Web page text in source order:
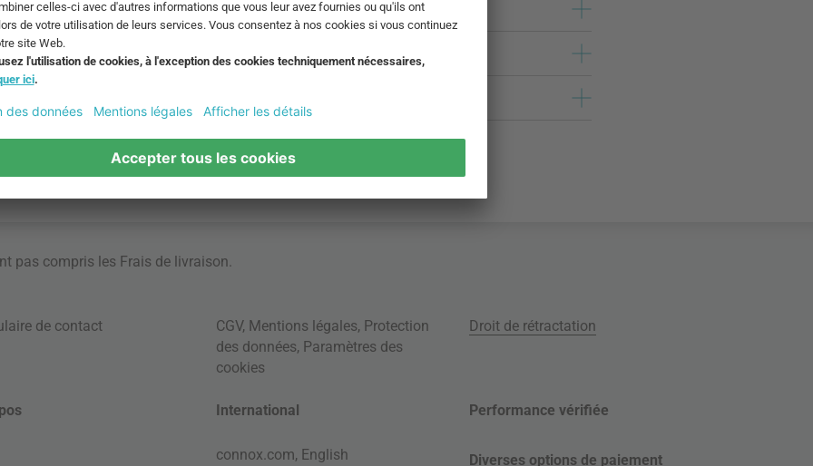
pas compris les Frais de livraison
de contact CGV, Mentions légales, Protection
des données, Paramètres des
cookies
Droit de rétractation
International
connox.com, English
Performance vérifiée
Diverses options de paiement